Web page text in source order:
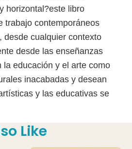
horizontal?este libro
trabajo contemporáneos
desde cualquier contexto
desde las enseñanzas
la educación y el arte como
inacabadas y desean
y las educativas se
Like